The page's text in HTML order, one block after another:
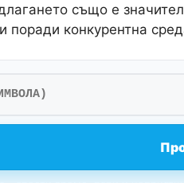
също е
поради конкурентна